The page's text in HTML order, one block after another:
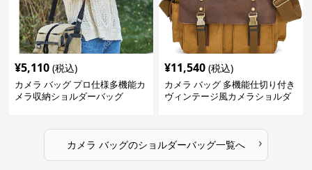
¥5,110 (税込)
カメラ バッグ プロ仕様多機能カ
メラ収納ショルダーバッグ
¥11,540 (税込)
カメラ バッグ 多機能仕切り付き
ヴィンテージ風カメラショルダ
カメラ バッグのショルダーバッグ一覧へ ›